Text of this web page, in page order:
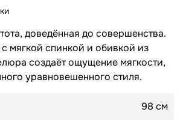
доведённая до совершенства.
мягкой спинкой и обивкой из
создаёт ощущение мягкости,
уравновешенного стиля.
98 см